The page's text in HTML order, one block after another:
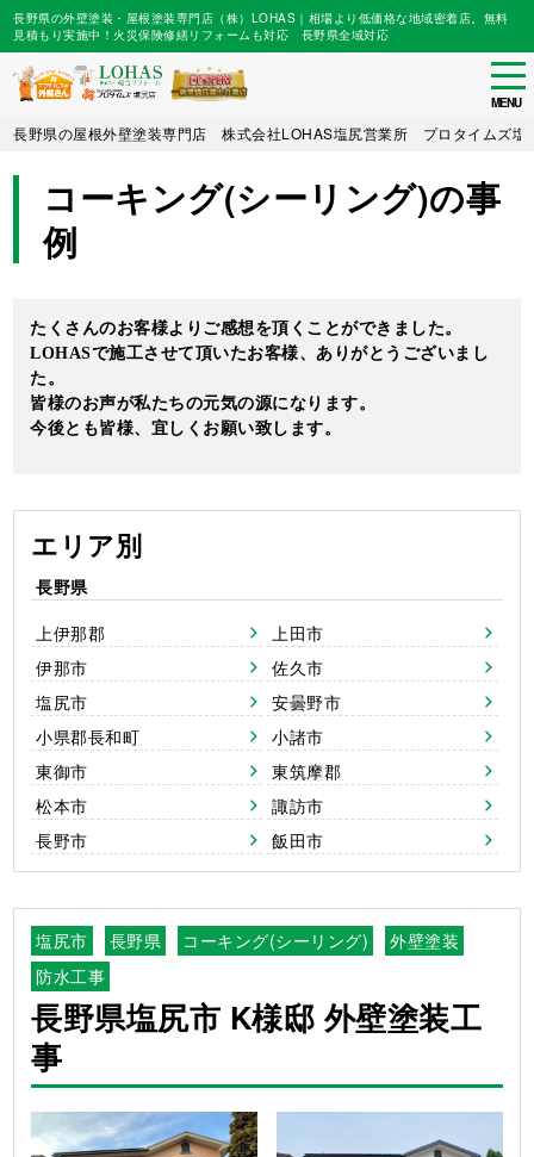
Skip
main
content
長野県の外壁塗装・屋根塗装専門店（株）LOHAS｜相場より低価格な地域密着店。無料
見積もり実施中！火災保険修繕リフォームも対応 長野県全域対応
MENU
長野県の屋根外壁塗装専門店 株式会社LOHAS塩尻営業所 プロタイムズ塩
コーキング(シーリング)の事
例
たくさんのお客様よりご感想を頂くことができました。
LOHASで施工させて頂いたお客様、ありがとうございまし
た。
皆様のお声が私たちの元気の源になります。
今後とも皆様、宜しくお願い致します。
エリア別
長野県
上伊那郡
上田市
伊那市
佐久市
塩尻市
安曇野市
小県郡長和町
小諸市
東御市
東筑摩郡
松本市
諏訪市
長野市
飯田市
塩尻市 長野県 コーキング(シーリング)
外壁塗装
防水工事
長野県塩尻市 K様邸 外壁塗装工
事